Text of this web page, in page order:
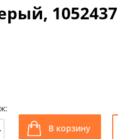
1052437
В корзину